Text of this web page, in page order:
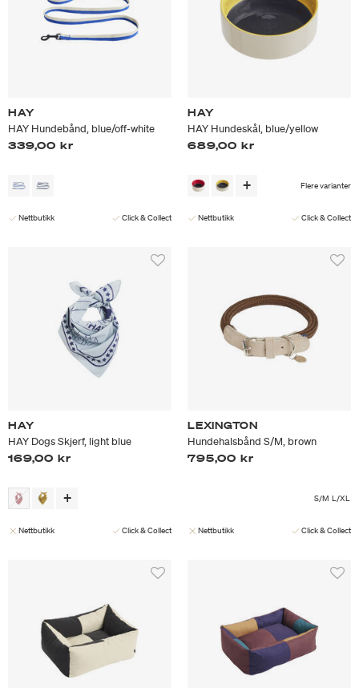
HAY
HAY Hundebånd, blue/off-white
339,00 kr
Nettbutikk Click & Collect
HAY
HAY Hundeskål, blue/yellow
689,00 kr
Flere varianter
Nettbutikk Click & Collect
HAY
HAY Dogs Skjerf, light blue
169,00 kr
Nettbutikk Click & Collect
LEXINGTON
Hundehalsbånd S/M, brown
795,00 kr
S/M L/XL
Nettbutikk Click & Collect